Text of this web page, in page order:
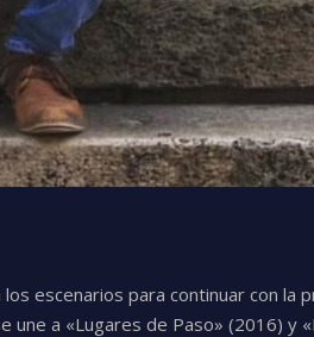
escenarios para continuar con la
une a «Lugares de Paso» (2016) y